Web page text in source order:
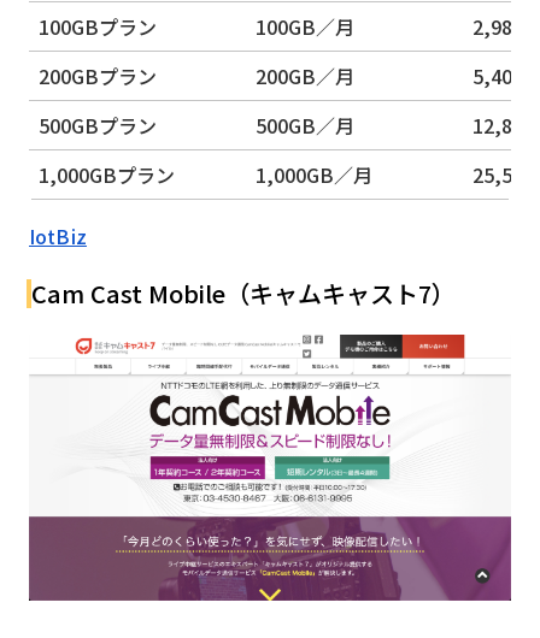
100GBプラン
100GB／月
2,980
200GBプラン
200GB／月
5,400
500GBプラン
500GB／月
12,800
1,000GBプラン
1,000GB／月 25,500
IotBiz
Cam Cast Mobile（キャムキャスト7）